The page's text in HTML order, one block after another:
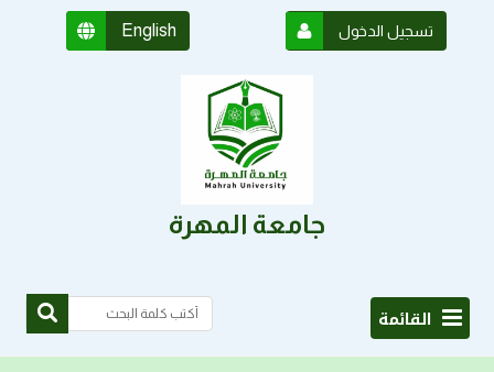
English تسجيل الدخول
جامعة المهرة
القائمة